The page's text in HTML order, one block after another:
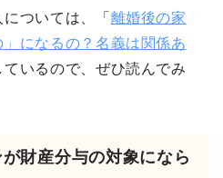
ついては、「 離婚後の家
になるの？名義は関係あ
ているので、ぜひ読んでみ
財産分与の対象になら